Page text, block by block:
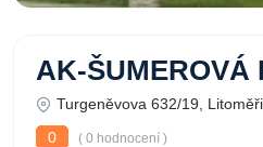
AK-ŠUMEROVÁ
Turgeněvova 632/19,
0
( 0 hodnocení )